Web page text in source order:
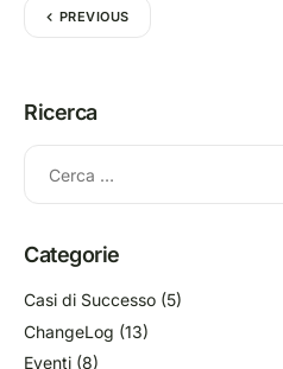
PREVIOUS
Ricerca
Categorie
Casi di Successo (5)
ChangeLog (13)
Eventi (8)